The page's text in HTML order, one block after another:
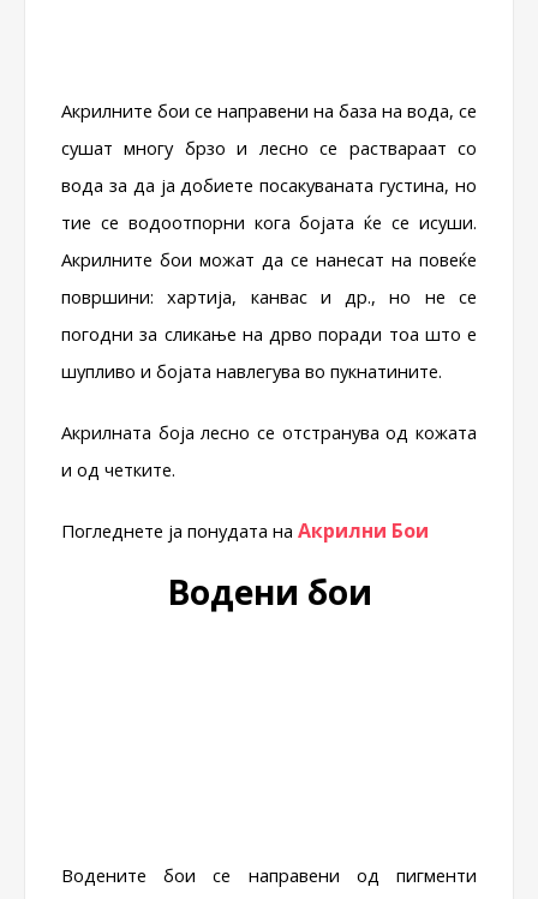
Акрилните бои се направени на база на вода, се
сушат многу брзо и лесно се раствараат со
вода за да ја добиете посакуваната густина, но
тие се водоотпорни кога бојата ќе се исуши.
Акрилните бои можат да се нанесат на повеќе
површини: хартија, канвас и др., но не се
погодни за сликање на дрво поради тоа што е
шупливо и бојата навлегува во пукнатините.
Акрилната боја лесно се отстранува од кожата
и од четките.
Погледнете ја понудата на Акрилни Бои
Водени бои
Водените бои се направени од пигменти